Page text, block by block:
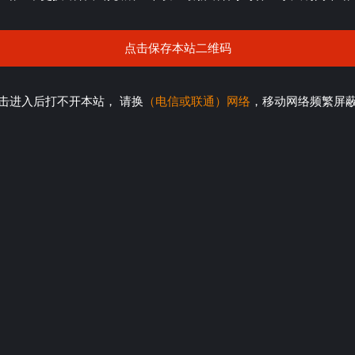
点击保存本站二维码
进入后打不开本站， 请换 （电信或联通）网络 ，移动网络频繁屏